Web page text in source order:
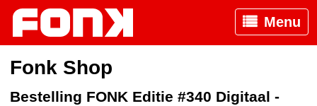
Menu
Fonk Shop
Bestelling FONK Editie #340 Digitaal -